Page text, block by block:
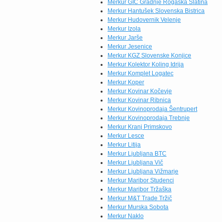
Merkur GIC Gradnje Rogaška Slatina
Merkur Hantušek Slovenska Bistrica
Merkur Hudovernik Velenje
Merkur Izola
Merkur Jarše
Merkur Jesenice
Merkur KGZ Slovenske Konjice
Merkur Kolektor Koling Idrija
Merkur Komplet Logatec
Merkur Koper
Merkur Kovinar Kočevje
Merkur Kovinar Ribnica
Merkur Kovinoprodaja Šentrupert
Merkur Kovinoprodaja Trebnje
Merkur Kranj Primskovo
Merkur Lesce
Merkur Litija
Merkur Ljubljana BTC
Merkur Ljubljana Vič
Merkur Ljubljana Vižmarje
Merkur Maribor Studenci
Merkur Maribor Tržaška
Merkur M&T Trade Tržič
Merkur Murska Sobota
Merkur Naklo